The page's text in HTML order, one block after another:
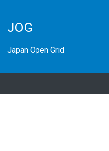
JOG
Japan Open Grid